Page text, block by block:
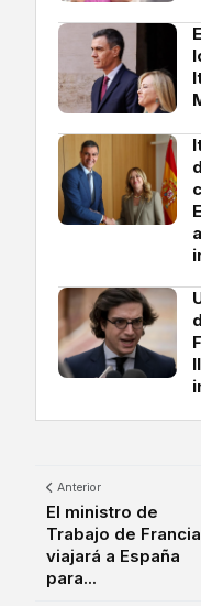
Anterior
El ministro de
Trabajo de Francia
viajará a España
para...